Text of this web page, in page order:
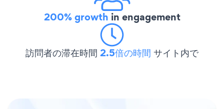
200% growth in engagement
訪問者の滞在時間 2.5倍の時間 サイト内で